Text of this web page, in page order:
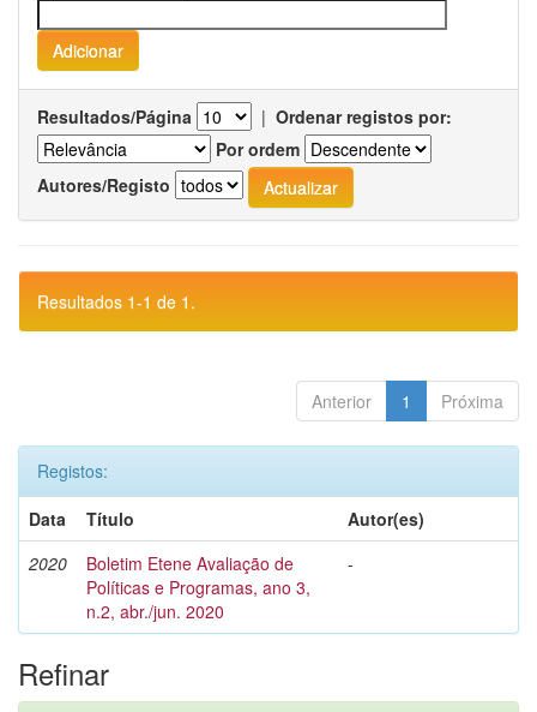
Resultados/Página | Ordenar registos por:
Por ordem
Autores/Registo
Resultados 1-1 de 1.
Anterior 1 Próxima
Registos:
Data
Título
Autor(es)
2020
Boletim Etene Avaliação de
Políticas e Programas, ano 3,
n.2, abr./jun. 2020
-
Refinar